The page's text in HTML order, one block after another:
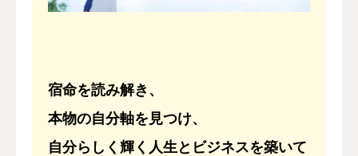
宿命を読み解き、
本物の自分軸を見つけ、
自分らしく輝く人生とビジネスを築いて